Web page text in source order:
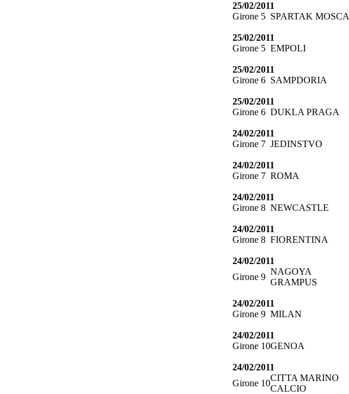
25/02/2011
Girone 5 SPARTAK MOSCA
25/02/2011
Girone 5 EMPOLI
25/02/2011
Girone 6 SAMPDORIA
25/02/2011
Girone 6 DUKLA PRAGA
24/02/2011
Girone 7 JEDINSTVO
24/02/2011
Girone 7 ROMA
24/02/2011
Girone 8 NEWCASTLE
24/02/2011
Girone 8 FIORENTINA
24/02/2011
Girone 9
NAGOYA
GRAMPUS
24/02/2011
Girone 9 MILAN
24/02/2011
Girone 10GENOA
24/02/2011
Girone 10
CITTA MARINO
CALCIO